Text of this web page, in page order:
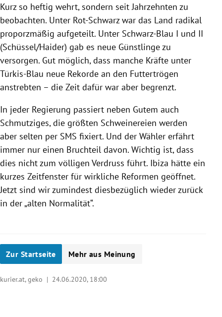
Kurz so heftig wehrt, sondern seit Jahrzehnten zu
beobachten. Unter Rot-Schwarz war das Land radikal
proporzmäßig aufgeteilt. Unter Schwarz-Blau I und II
(Schüssel/Haider) gab es neue Günstlinge zu
versorgen. Gut möglich, dass manche Kräfte unter
Türkis-Blau neue Rekorde an den Futtertrögen
anstrebten – die Zeit dafür war aber begrenzt.
In jeder Regierung passiert neben Gutem auch
Schmutziges, die größten Schweinereien werden
aber selten per SMS fixiert. Und der Wähler erfährt
immer nur einen Bruchteil davon. Wichtig ist, dass
dies nicht zum völligen Verdruss führt. Ibiza hätte ein
kurzes Zeitfenster für wirkliche Reformen geöffnet.
Jetzt sind wir zumindest diesbezüglich wieder zurück
in der „alten Normalität“.
Zur Startseite Mehr aus Meinung
kurier.at, geko | 24.06.2020, 18:00